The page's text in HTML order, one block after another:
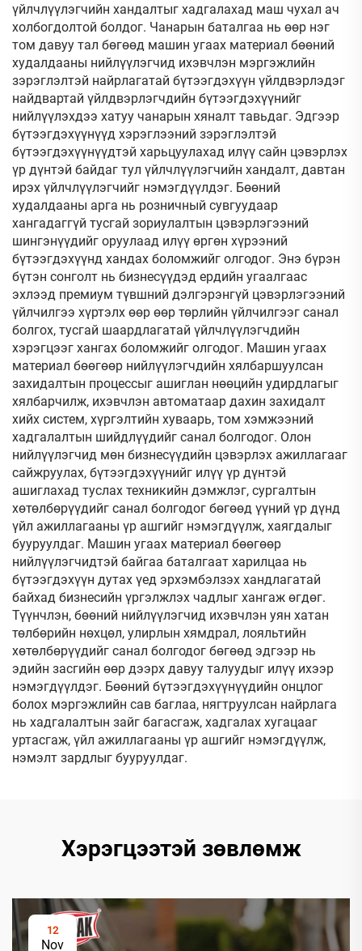
үйлчлүүлэгчийн хандалтыг хадгалахад маш чухал ач
холбогдолтой болдог. Чанарын баталгаа нь өөр нэг
том давуу тал бөгөөд машин угаах материал бөөний
худалдааны нийлүүлэгчид ихэвчлэн мэргэжлийн
зэрэглэлтэй найрлагатай бүтээгдэхүүн үйлдвэрлэдэг
найдвартай үйлдвэрлэгчдийн бүтээгдэхүүнийг
нийлүүлэхдээ хатуу чанарын хяналт тавьдаг. Эдгээр
бүтээгдэхүүнүүд хэрэглээний зэрэглэлтэй
бүтээгдэхүүнүүдтэй харьцуулахад илүү сайн цэвэрлэх
үр дүнтэй байдаг тул үйлчлүүлэгчийн хандалт, давтан
ирэх үйлчлүүлэгчийг нэмэгдүүлдэг. Бөөний
худалдааны арга нь розничный сувгуудаар
хангадаггүй тусгай зориулалтын цэвэрлэгээний
шингэнүүдийг оруулаад илүү өргөн хүрээний
бүтээгдэхүүнд хандах боломжийг олгодог. Энэ бүрэн
бүтэн сонголт нь бизнесүүдэд ердийн угаалгаас
эхлээд премиум түвшний дэлгэрэнгүй цэвэрлэгээний
үйлчилгээ хүртэлх өөр өөр төрлийн үйлчилгээг санал
болгох, тусгай шаардлагатай үйлчлүүлэгчдийн
хэрэгцээг хангах боломжийг олгодог. Машин угаах
материал бөөгөөр нийлүүлэгчдийн хялбаршуулсан
захидалтын процессыг ашиглан нөөцийн удирдлагыг
хялбарчилж, ихэвчлэн автоматаар дахин захидалт
хийх систем, хүргэлтийн хуваарь, том хэмжээний
хадгалалтын шийдлүүдийг санал болгодог. Олон
нийлүүлэгчид мөн бизнесүүдийн цэвэрлэх ажиллагааг
сайжруулах, бүтээгдэхүүнийг илүү үр дүнтэй
ашиглахад туслах техникийн дэмжлэг, сургалтын
хөтөлбөрүүдийг санал болгодог бөгөөд үүний үр дүнд
үйл ажиллагааны үр ашгийг нэмэгдүүлж, хаягдалыг
бууруулдаг. Машин угаах материал бөөгөөр
нийлүүлэгчидтэй байгаа баталгаат харилцаа нь
бүтээгдэхүүн дутах үед эрхэмбэлзэх хандлагатай
байхад бизнесийн үргэлжлэх чадлыг хангаж өгдөг.
Түүнчлэн, бөөний нийлүүлэгчид ихэвчлэн уян хатан
төлбөрийн нөхцөл, улирлын хямдрал, лояльтийн
хөтөлбөрүүдийг санал болгодог бөгөөд эдгээр нь
эдийн засгийн өөр дээрх давуу талуудыг илүү ихээр
нэмэгдүүлдэг. Бөөний бүтээгдэхүүнүүдийн онцлог
болох мэргэжлийн сав баглаа, нягтруулсан найрлага
нь хадгалалтын зайг багасгаж, хадгалах хугацааг
уртасгаж, үйл ажиллагааны үр ашгийг нэмэгдүүлж,
нэмэлт зардлыг бууруулдаг.
Хэрэгцээтэй зөвлөмж
12
Nov